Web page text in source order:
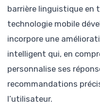
barrière linguistique en
technologie mobile
incorpore une
intelligent qui, en
personnalise ses
recommandations
l’utilisateur.